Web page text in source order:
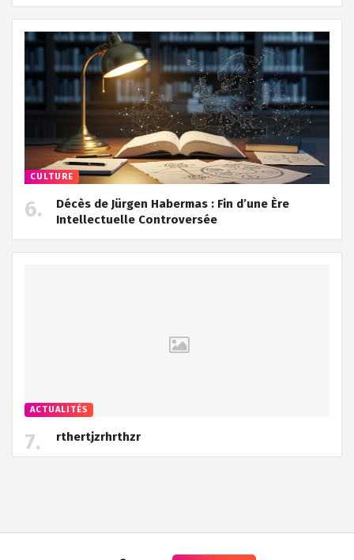
CULTURE
Décès de Jürgen Habermas : Fin d’une Ère
Intellectuelle Controversée
ACTUALITÉS
rthertjzrhrthzr